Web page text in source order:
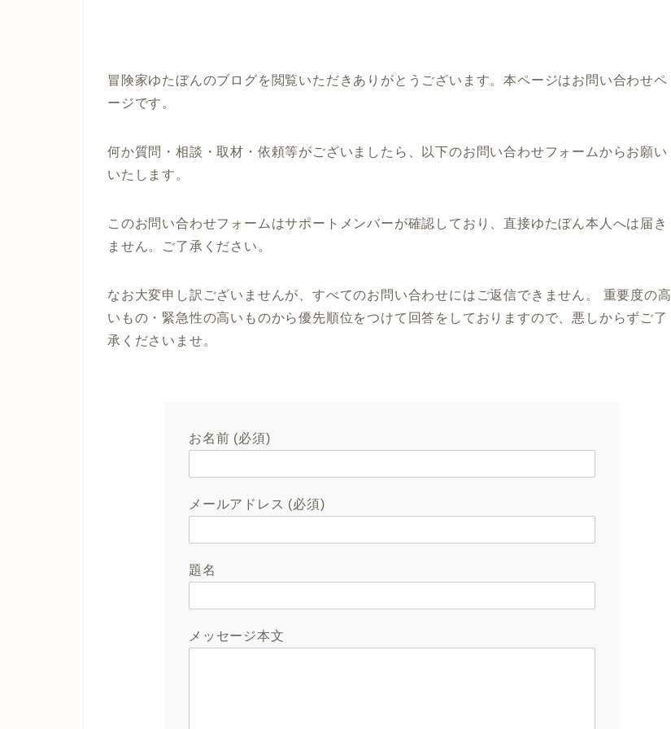
冒険家ゆたぼんのブログを閲覧いただきありがとうございます。本ページはお問い合わせペ
ージです。
何か質問・相談・取材・依頼等がございましたら、以下のお問い合わせフォームからお願い
いたします。
このお問い合わせフォームはサポートメンバーが確認しており、直接ゆたぼん本人へは届き
ません。ご了承ください。
なお大変申し訳ございませんが、すべてのお問い合わせにはご返信できません。
重要度の高
いもの・緊急性の高いものから優先順位をつけて回答をしておりますので、悪しからずご了
承くださいませ。
お名前 (必須)
メールアドレス (必須)
題名
メッセージ本文